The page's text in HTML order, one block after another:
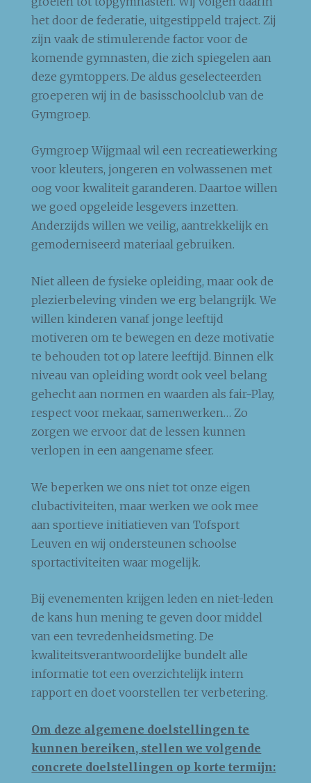
het door de federatie, uitgestippeld traject. Zij
zijn vaak de stimulerende factor voor de
komende gymnasten, die zich spiegelen aan
deze gymtoppers. De aldus geselecteerden
groeperen wij in de basisschoolclub van de
Gymgroep.
Gymgroep Wijgmaal wil een recreatiewerking
voor kleuters, jongeren en volwassenen met
oog voor kwaliteit garanderen. Daartoe willen
we goed opgeleide lesgevers inzetten.
Anderzijds willen we veilig, aantrekkelijk en
gemoderniseerd materiaal gebruiken.
Niet alleen de fysieke opleiding, maar ook de
plezierbeleving vinden we erg belangrijk. We
willen kinderen vanaf jonge leeftijd
motiveren om te bewegen en deze motivatie
te behouden tot op latere leeftijd. Binnen elk
niveau van opleiding wordt ook veel belang
gehecht aan normen en waarden als fair-Play,
respect voor mekaar, samenwerken… Zo
zorgen we ervoor dat de lessen kunnen
verlopen in een aangename sfeer.
We beperken we ons niet tot onze eigen
clubactiviteiten, maar werken we ook mee
aan sportieve initiatieven van Tofsport
Leuven en wij ondersteunen schoolse
sportactiviteiten waar mogelijk.
Bij evenementen krijgen leden en niet-leden
de kans hun mening te geven door middel
van een tevredenheidsmeting. De
kwaliteitsverantwoordelijke bundelt alle
informatie tot een overzichtelijk intern
rapport en doet voorstellen ter verbetering.
Om deze algemene doelstellingen te
kunnen bereiken, stellen we volgende
concrete doelstellingen op korte termijn: